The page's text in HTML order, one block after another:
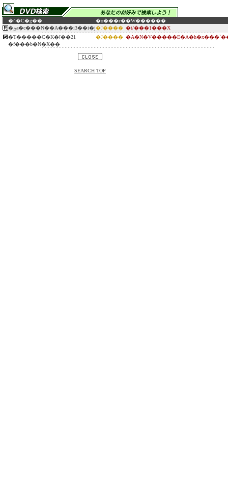
�^�C�g�� �o���ғ��W������
�ݘa�c���N��A���i3��i�j�J���� �t/���}���X
�T�����C�K�[��21
�f���b�N�X��
�J����
SEARCH TOP